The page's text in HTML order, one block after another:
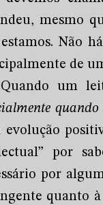
mesmo
Não
de
Quando um
evolução
por
por
quanto